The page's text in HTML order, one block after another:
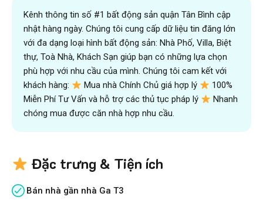
Kênh thông tin số #1 bất động sản quận Tân Bình cập
nhật hàng ngày. Chúng tôi cung cấp dữ liệu tin đăng lớn
với đa dạng loại hình bất động sản: Nhà Phố, Villa, Biệt
thự, Toà Nhà, Khách Sạn giúp bạn có những lựa chọn
phù hợp với nhu cầu của mình. Chúng tôi cam kết với
khách hàng:
Mua nhà Chính Chủ giá hợp lý
100%
Miễn Phí Tư Vấn và hỗ trợ các thủ tục pháp lý
Nhanh
chóng mua được căn nhà hợp nhu cầu.
Đặc trưng & Tiện ích
Bán nhà gần nhà Ga T3